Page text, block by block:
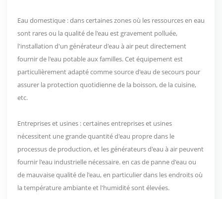
Eau domestique : dans certaines zones où les ressources en eau
sont rares ou la qualité de l'eau est gravement polluée,
l'installation d'un générateur d'eau à air peut directement
fournir de l'eau potable aux familles. Cet équipement est
particulièrement adapté comme source d'eau de secours pour
assurer la protection quotidienne de la boisson, de la cuisine,
etc.
Entreprises et usines : certaines entreprises et usines
nécessitent une grande quantité d'eau propre dans le
processus de production, et les générateurs d'eau à air peuvent
fournir l'eau industrielle nécessaire. en cas de panne d'eau ou
de mauvaise qualité de l'eau, en particulier dans les endroits où
la température ambiante et l'humidité sont élevées.